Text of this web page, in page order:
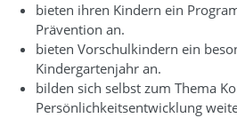
bieten ihren Kindern ein
Prävention an.
bieten Vorschulkindern ein
Kindergartenjahr an.
bilden sich selbst zum Thema
Persönlichkeitsentwicklung